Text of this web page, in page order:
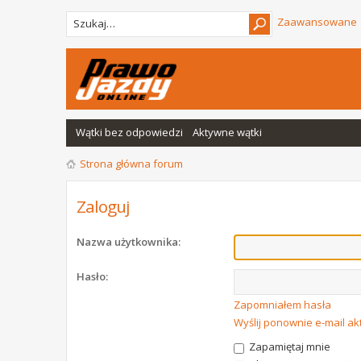
Zaawansowane
Wątki bez odpowiedzi Aktywne wątki
Strona główna forum
Zaloguj
Nazwa użytkownika:
Hasło:
Zapomniałem hasła
Wyślij ponownie e-mail
Zapamiętaj mnie